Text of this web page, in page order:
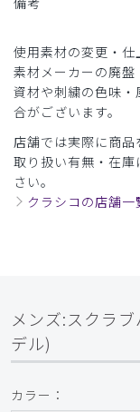
使用素材の変更・仕
素材メーカーの廃盤
資材や刺繍の色味
合がございます。
店舗では実際に商品
取り扱い有無・在
さい。
クラシコの店舗一
メンズ:スクラ
デル)
カラー：